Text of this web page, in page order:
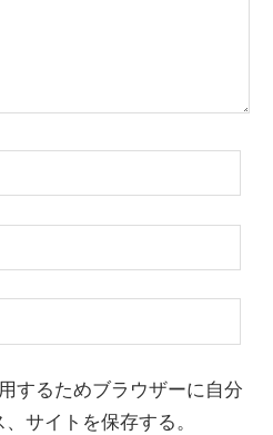
するためブラウザーに自分
サイトを保存する。